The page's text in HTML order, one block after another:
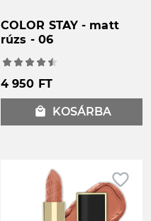
COLOR STAY - matt
rúzs - 06
4 950 FT
local_mall KOSÁRBA
favorite_border